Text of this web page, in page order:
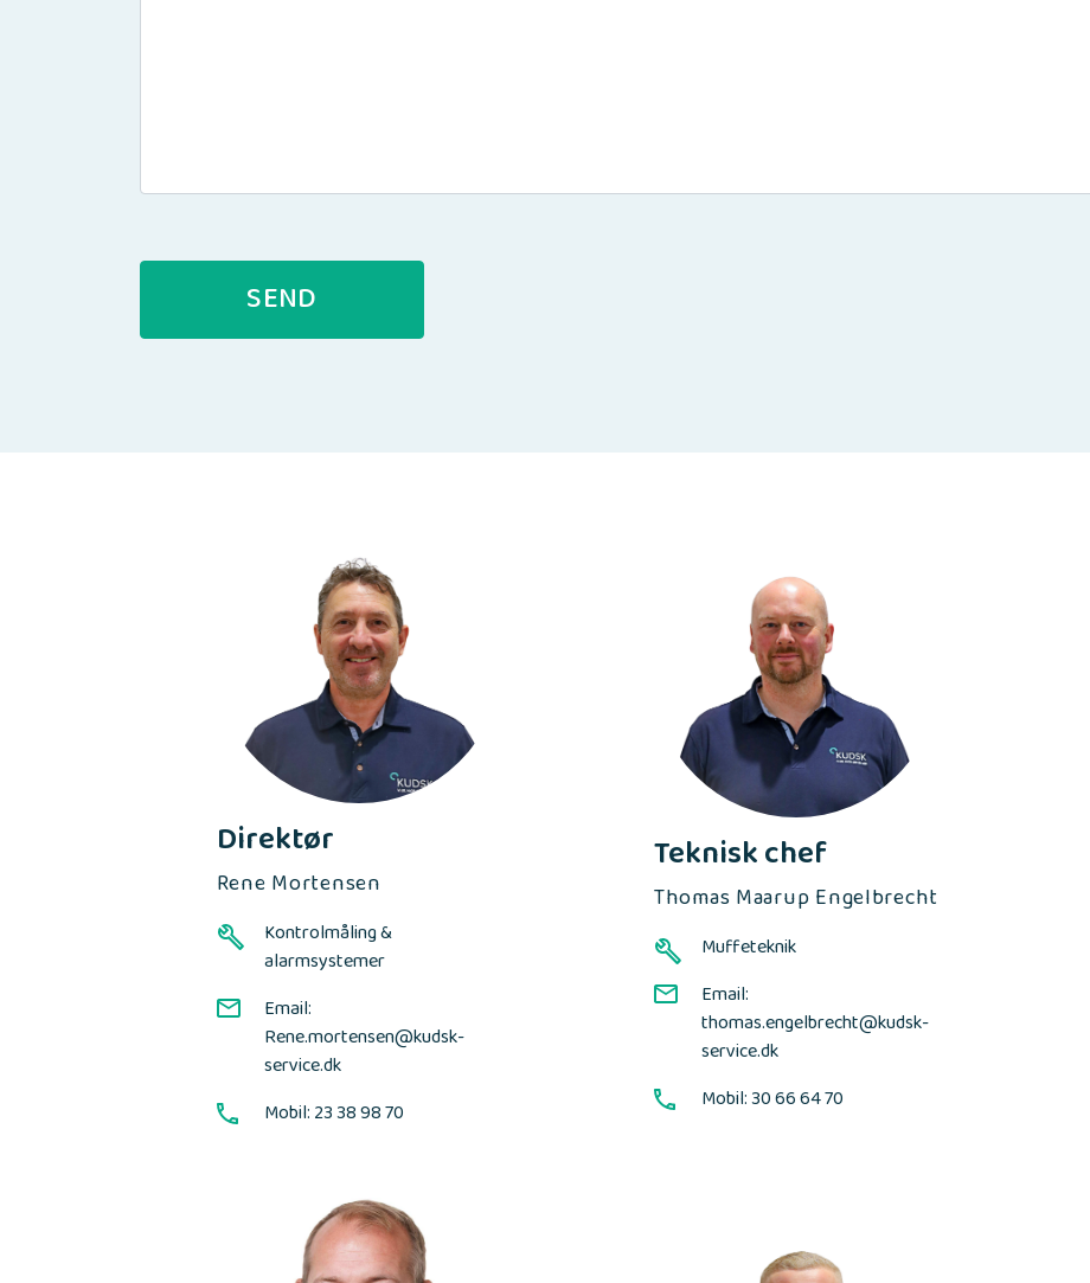
Direktør
Rene Mortensen
Kontrolmåling &
alarmsystemer
Email:
Rene.mortensen@kudsk-
service.dk
Mobil: 23 38 98 70
Teknisk chef
Thomas Maarup Engelbrecht
Muffeteknik
Email:
thomas.engelbrecht@kudsk-
service.dk
Mobil: 30 66 64 70